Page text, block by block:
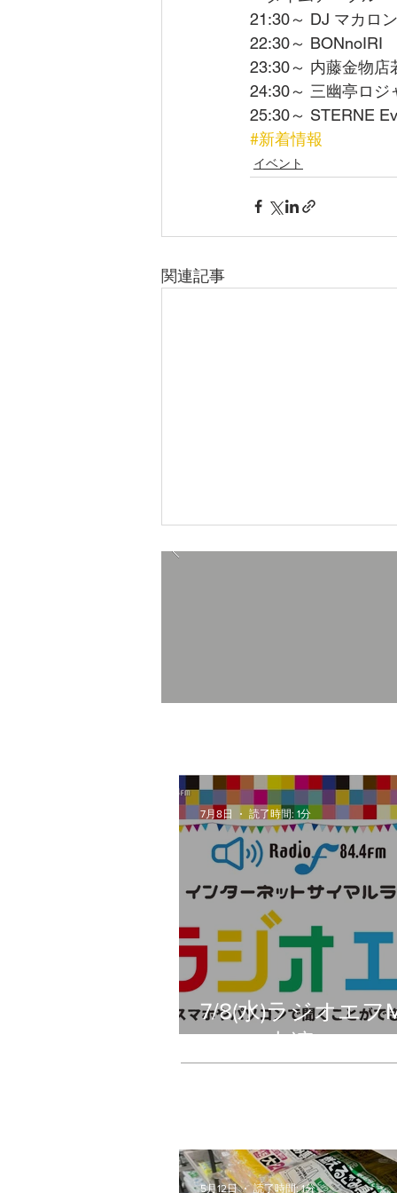
21:30～ DJ マカロ
22:30～ BONnoIRI
23:30～ 内藤金物店
24:30～ 三幽亭ロ
25:30～ STERNE
#新着情報
イベント
関連記事
4/19(日)吉原アーケードマー
7/8(水)ラジオエフ
Happy出演
7月8日 読了時間: 1分
5月12日 読了時間: 1分